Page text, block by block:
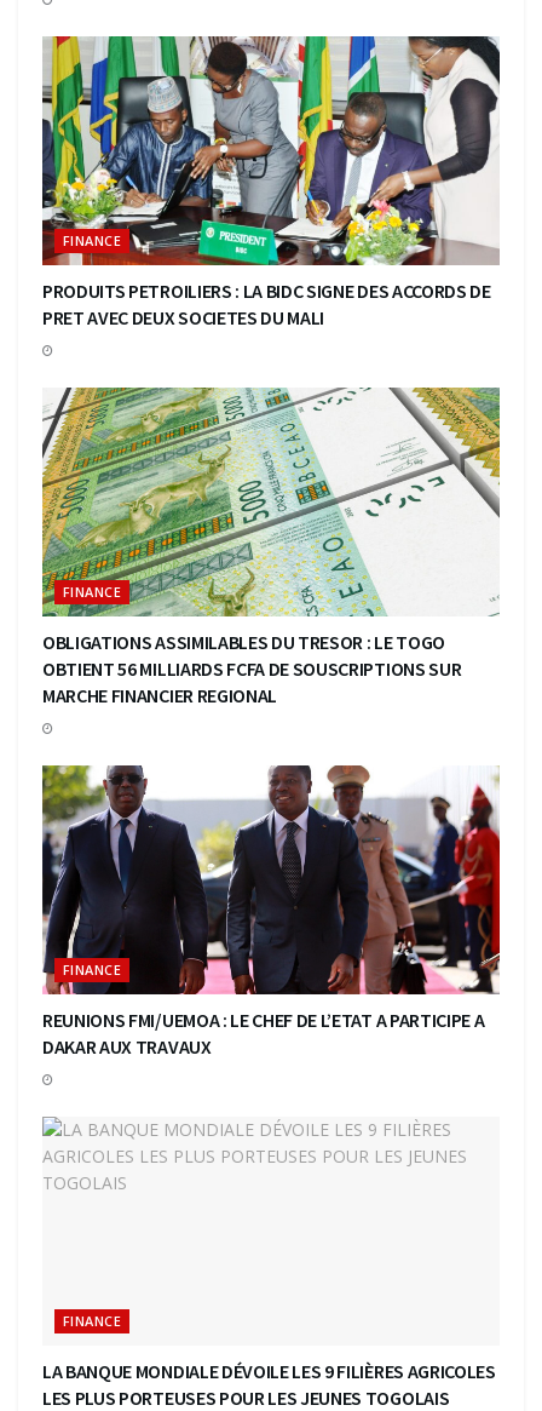
FINANCE
PRODUITS PETROILIERS : LA BIDC SIGNE DES ACCORDS DE
PRET AVEC DEUX SOCIETES DU MALI
FINANCE
OBLIGATIONS ASSIMILABLES DU TRESOR : LE TOGO
OBTIENT 56 MILLIARDS FCFA DE SOUSCRIPTIONS SUR
MARCHE FINANCIER REGIONAL
FINANCE
REUNIONS FMI/UEMOA : LE CHEF DE L’ETAT A PARTICIPE A
DAKAR AUX TRAVAUX
FINANCE
LA BANQUE MONDIALE DÉVOILE LES 9 FILIÈRES AGRICOLES
LES PLUS PORTEUSES POUR LES JEUNES TOGOLAIS